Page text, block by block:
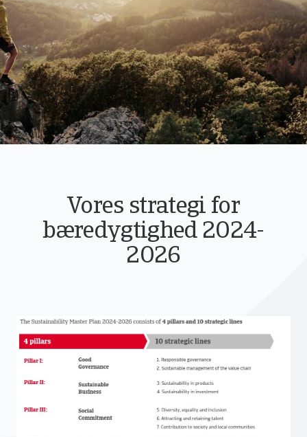
Vores strategi for
bæredygtighed 2024-
2026